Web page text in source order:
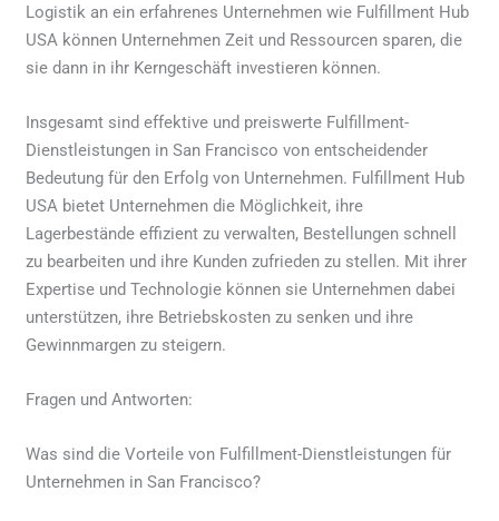
Logistik an ein erfahrenes Unternehmen wie Fulfillment Hub
USA können Unternehmen Zeit und Ressourcen sparen, die
sie dann in ihr Kerngeschäft investieren können.
Insgesamt sind effektive und preiswerte Fulfillment-
Dienstleistungen in San Francisco von entscheidender
Bedeutung für den Erfolg von Unternehmen. Fulfillment Hub
USA bietet Unternehmen die Möglichkeit, ihre
Lagerbestände effizient zu verwalten, Bestellungen schnell
zu bearbeiten und ihre Kunden zufrieden zu stellen. Mit ihrer
Expertise und Technologie können sie Unternehmen dabei
unterstützen, ihre Betriebskosten zu senken und ihre
Gewinnmargen zu steigern.
Fragen und Antworten:
Was sind die Vorteile von Fulfillment-Dienstleistungen für
Unternehmen in San Francisco?